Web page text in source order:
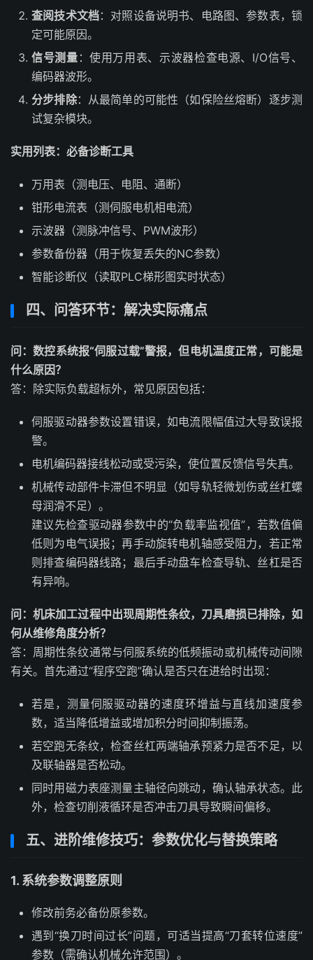
查阅技术文档：对照设备说明书、电路图、参数表，锁
定可能原因。
信号测量 ：使用万用表、示波器检查电源、I/O信号、
编码器波形。
分步排除：从最简单的可能性（如保险丝熔断）逐步测
试复杂模块。
实用列表：必备诊断工具
万用表（测电压、电阻、通断）
钳形电流表（测伺服电机相电流）
示波器（测脉冲信号、PWM波形）
参数备份器（用于恢复丢失的NC参数）
智能诊断仪（读取PLC梯形图实时状态）
四、问答环节：解决实际痛点
问：数控系统报“伺服过载”警报，但电机温度正常，可能是
什么原因？
答：除实际负载超标外，常见原因包括：
伺服驱动器参数设置错误，如电流限幅值过大导致误报
警。
电机编码器接线松动或受污染，使位置反馈信号失真。
机械传动部件卡滞但不明显（如导轨轻微划伤或丝杠螺
母润滑不足）。
建议先检查驱动器参数中的“负载率监视值”，若数值偏
低则为电气误报；再手动旋转电机轴感受阻力，若正常
则排查编码器线路；最后手动盘车检查导轨、丝杠是否
有异响。
问：机床加工过程中出现周期性条纹，刀具磨损已排除，如
何从维修角度分析？
答：周期性条纹通常与伺服系统的低频振动或机械传动间隙
有关。首先通过“程序空跑”确认是否只在进给时出现：
若是，测量伺服驱动器的速度环增益与直线加速度参
数，适当降低增益或增加积分时间抑制振荡。
若空跑无条纹，检查丝杠两端轴承预紧力是否不足，以
及联轴器是否松动。
同时用磁力表座测量主轴径向跳动，确认轴承状态。此
外，检查切削液循环是否冲击刀具导致瞬间偏移。
五、进阶维修技巧：参数优化与替换策略
1. 系统参数调整原则
修改前务必备份原参数。
遇到“换刀时间过长”问题，可适当提高“刀套转位速度”
参数（需确认机械允许范围）。